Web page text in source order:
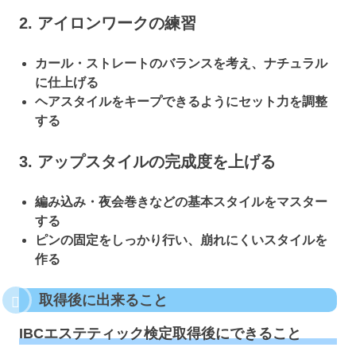
2. アイロンワークの練習
カール・ストレートのバランスを考え、ナチュラル
に仕上げる
ヘアスタイルをキープできるようにセット力を調整
する
3. アップスタイルの完成度を上げる
編み込み・夜会巻きなどの基本スタイルをマスター
する
ピンの固定をしっかり行い、崩れにくいスタイルを
作る
取得後に出来ること
IBCエステティック検定取得後にできること